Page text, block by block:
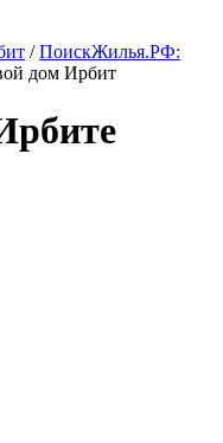
/ПоискЖилья.РФ:
дом Ирбит